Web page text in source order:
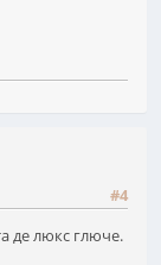
#4
де люкс глюче.